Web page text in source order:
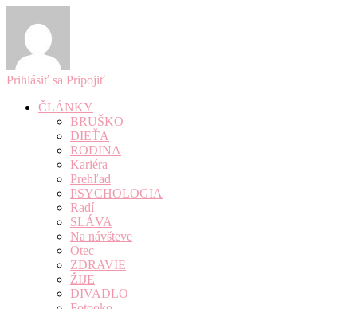
Prihlásiť sa Pripojiť
ČLÁNKY
BRUŠKO
DIEŤA
RODINA
Kariéra
Prehľad
PSYCHOLOGIA
Radí
SLÁVA
Na návšteve
Otec
ZDRAVIE
ŽIJE
DIVADLO